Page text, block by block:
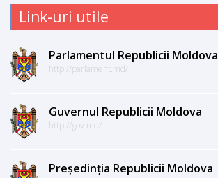
Link-uri utile
Parlamentul Republicii Moldova
http://parlament.md/
Guvernul Republicii Moldova
http://gov.md/
Președinția Republicii Moldova